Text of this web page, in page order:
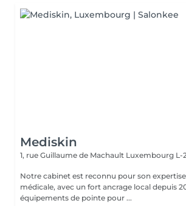
Mediskin
1, rue Guillaume de Machault Luxembourg L-
Notre cabinet est reconnu pour son
médicale, avec un fort ancrage local depuis
équipements de pointe pour ...